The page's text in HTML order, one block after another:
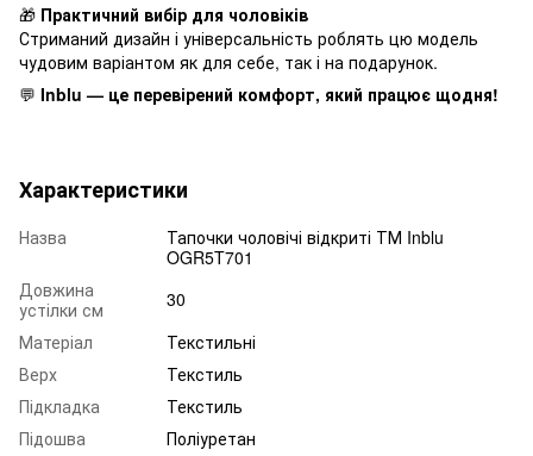
🎁 Практичний вибір для чоловіків
Стриманий дизайн і універсальність роблять цю модель
чудовим варіантом як для себе, так і на подарунок.
💬 Inblu — це перевірений комфорт, який працює щодня!
Характеристики
Назва
Тапочки чоловічі відкриті ТМ Inblu
OGR5T701
Довжина
устілки см
30
Матеріал
Текстильні
Верх
Текстиль
Підкладка
Текстиль
Підошва
Поліуретан